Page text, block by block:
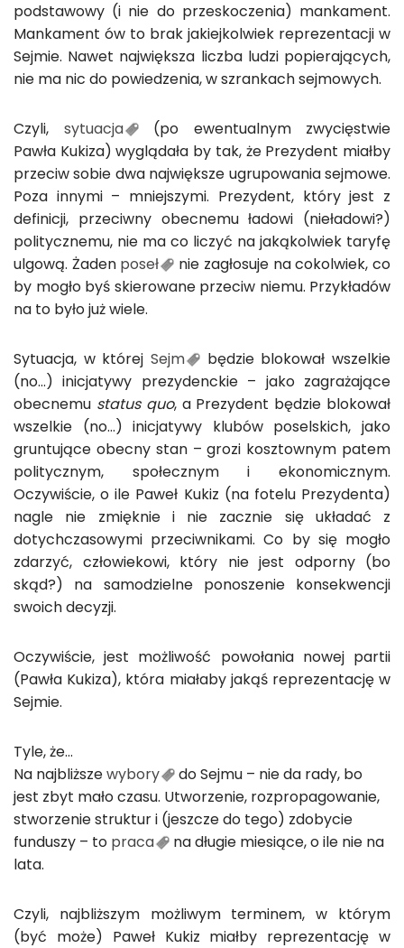
podstawowy (i nie do przeskoczenia) mankament.
Mankament ów to brak jakiejkolwiek reprezentacji w
Sejmie. Nawet największa liczba ludzi popierających,
nie ma nic do powiedzenia, w szrankach sejmowych.
Czyli, sytuacja
(po ewentualnym zwycięstwie
Pawła Kukiza) wyglądała by tak, że Prezydent miałby
przeciw sobie dwa największe ugrupowania sejmowe.
Poza innymi – mniejszymi. Prezydent, który jest z
definicji, przeciwny obecnemu ładowi (nieładowi?)
politycznemu, nie ma co liczyć na jakąkolwiek taryfę
ulgową. Żaden poseł
nie zagłosuje na cokolwiek, co
by mogło byś skierowane przeciw niemu. Przykładów
na to było już wiele.
Sytuacja, w której Sejm
będzie blokował wszelkie
(no…) inicjatywy prezydenckie – jako zagrażające
obecnemu status quo, a Prezydent będzie blokował
wszelkie (no…) inicjatywy klubów poselskich, jako
gruntujące obecny stan – grozi kosztownym patem
politycznym, społecznym i ekonomicznym.
Oczywiście, o ile Paweł Kukiz (na fotelu Prezydenta)
nagle nie zmięknie i nie zacznie się układać z
dotychczasowymi przeciwnikami. Co by się mogło
zdarzyć, człowiekowi, który nie jest odporny (bo
skąd?) na samodzielne ponoszenie konsekwencji
swoich decyzji.
Oczywiście, jest możliwość powołania nowej partii
(Pawła Kukiza), która miałaby jakąś reprezentację w
Sejmie.
Tyle, że…
Na najbliższewybory
do Sejmu – nie da rady, bo
jest zbyt mało czasu. Utworzenie, rozpropagowanie,
stworzenie struktur i (jeszcze do tego) zdobycie
funduszy – to praca
na długie miesiące, o ile nie na
lata.
Czyli, najbliższym możliwym terminem, w którym
(być może) Paweł Kukiz miałby reprezentację w